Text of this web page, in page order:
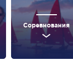
Соревнования